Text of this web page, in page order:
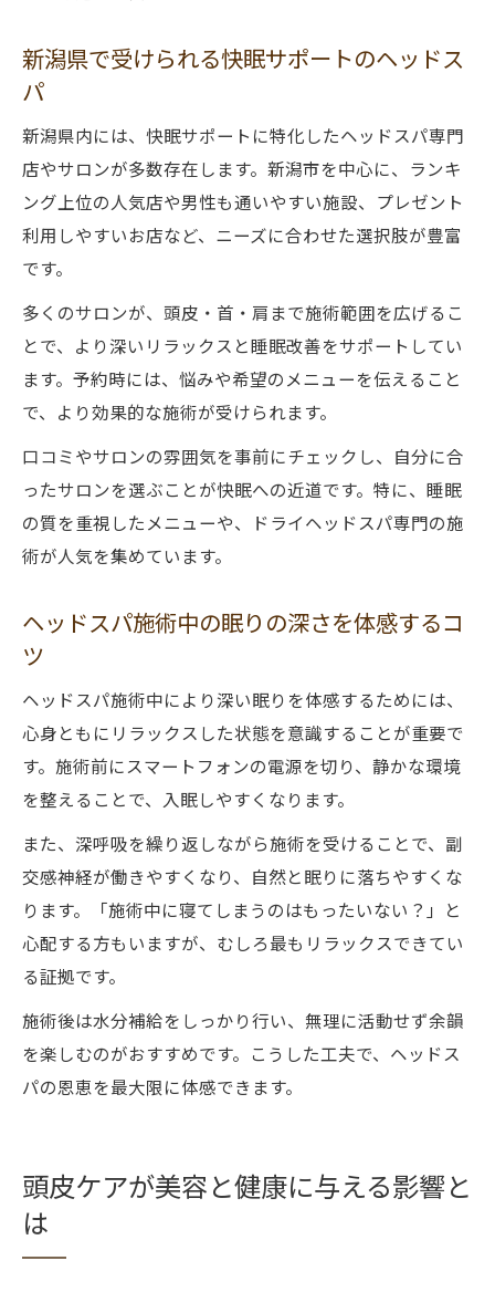
新潟県で受けられる快眠サポートのヘッドス
パ
新潟県内には、快眠サポートに特化したヘッドスパ専門
店やサロンが多数存在します。新潟市を中心に、ランキ
ング上位の人気店や男性も通いやすい施設、プレゼント
利用しやすいお店など、ニーズに合わせた選択肢が豊富
です。
多くのサロンが、頭皮・首・肩まで施術範囲を広げるこ
とで、より深いリラックスと睡眠改善をサポートしてい
ます。予約時には、悩みや希望のメニューを伝えること
で、より効果的な施術が受けられます。
口コミやサロンの雰囲気を事前にチェックし、自分に合
ったサロンを選ぶことが快眠への近道です。特に、睡眠
の質を重視したメニューや、ドライヘッドスパ専門の施
術が人気を集めています。
ヘッドスパ施術中の眠りの深さを体感するコ
ツ
ヘッドスパ施術中により深い眠りを体感するためには、
心身ともにリラックスした状態を意識することが重要で
す。施術前にスマートフォンの電源を切り、静かな環境
を整えることで、入眠しやすくなります。
また、深呼吸を繰り返しながら施術を受けることで、副
交感神経が働きやすくなり、自然と眠りに落ちやすくな
ります。「施術中に寝てしまうのはもったいない？」と
心配する方もいますが、むしろ最もリラックスできてい
る証拠です。
施術後は水分補給をしっかり行い、無理に活動せず余韻
を楽しむのがおすすめです。こうした工夫で、ヘッドス
パの恩恵を最大限に体感できます。
頭皮ケアが美容と健康に与える影響と
は